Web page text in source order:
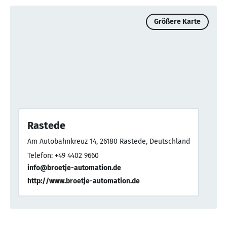
Größere Karte
Rastede
Am Autobahnkreuz 14, 26180 Rastede, Deutschland
Telefon: +49 4402 9660
info@broetje-automation.de
http://www.broetje-automation.de